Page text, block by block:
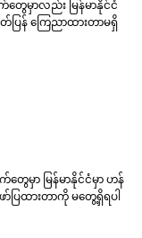
တွေမှာလည်း မြန်မာနိုင်ငံ
ြန် ကြေညာထားတာမရှိ
ေမှာ မြန်မာနိုင်ငံမှာ ဟန်
ပြထားတာကို မတွေ့ရှိရပါ